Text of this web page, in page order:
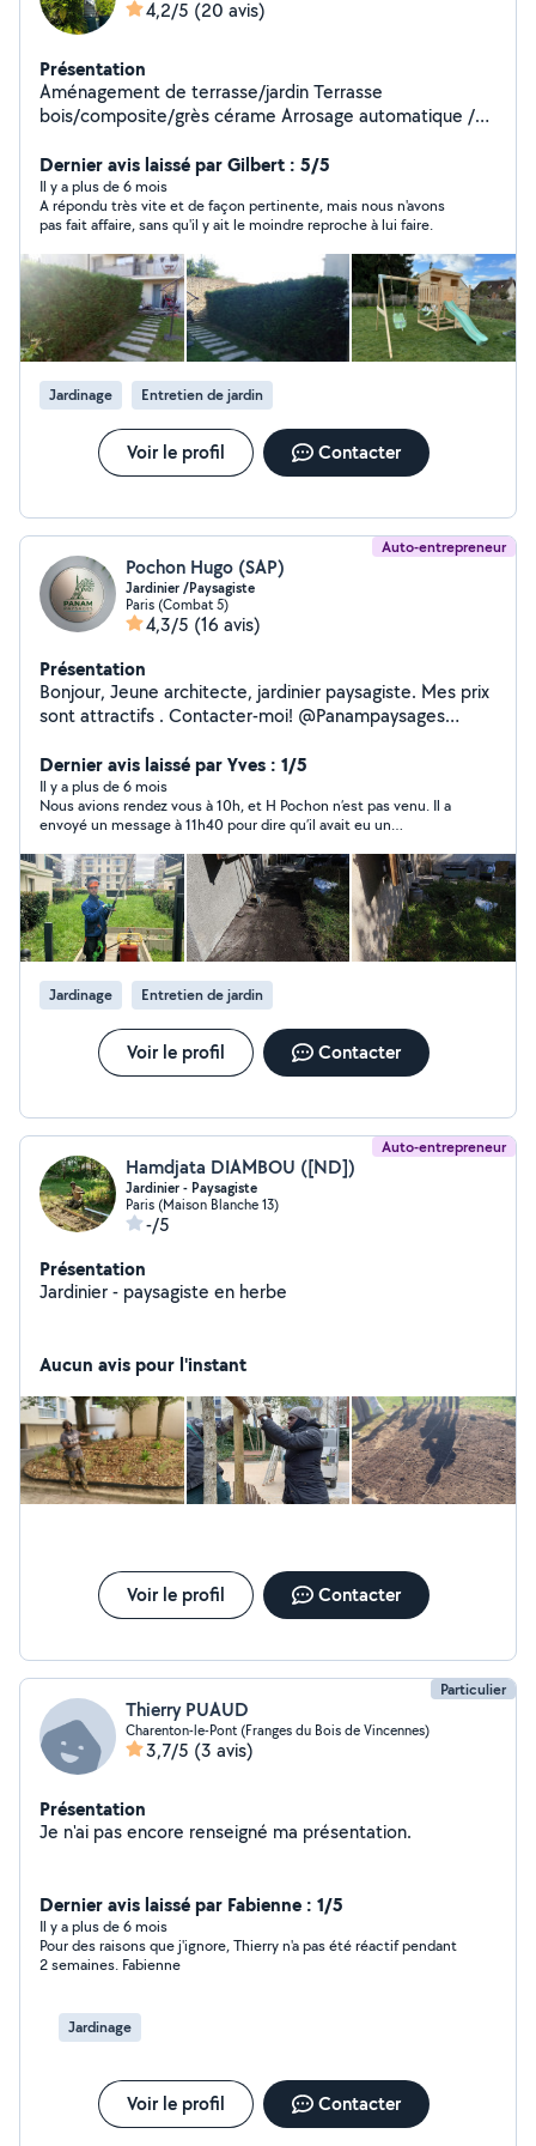
4,2/5 (20 avis)
Présentation
Aménagement de terrasse/jardin Terrasse
bois/composite/grès cérame Arrosage automatique /
Dernier avis laissé par Gilbert : 5/5
Il y a plus de 6 mois
A répondu très vite et de façon pertinente, mais nous n'avons
pas fait affaire, sans qu'il y ait le moindre reproche à lui faire.
Jardinage Entretien de jardin
Voir le profil Contacter
Auto-entrepreneur
Pochon Hugo (SAP)
Jardinier /Paysagiste
Paris (Combat 5)
4,3/5 (16 avis)
Présentation
Bonjour, Jeune architecte, jardinier paysagiste. Mes prix
sont attractifs . Contacter-moi! @Panampaysages
Dernier avis laissé par Yves : 1/5
Il y a plus de 6 mois
Nous avions rendez vous à 10h, et H Pochon n’est pas venu. Il a
envoyé un message à 11h40 pour dire qu’il avait eu un
Jardinage Entretien de jardin
Voir le profil Contacter
Auto-entrepreneur
Hamdjata DIAMBOU ([ND])
Jardinier - Paysagiste
Paris (Maison Blanche 13)
-/5
Présentation
Jardinier - paysagiste en herbe
Aucun avis pour l'instant
Voir le profil Contacter
Particulier
Thierry PUAUD
Charenton-le-Pont (Franges du Bois de Vincennes)
3,7/5 (3 avis)
Présentation
Je n'ai pas encore renseigné ma présentation.
Dernier avis laissé par Fabienne : 1/5
Il y a plus de 6 mois
Pour des raisons que j'ignore, Thierry n'a pas été réactif pendant
2 semaines. Fabienne
Jardinage
Voir le profil Contacter